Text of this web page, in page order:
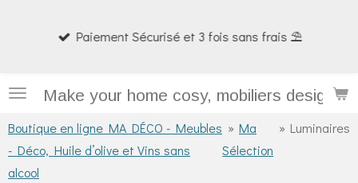
principal
Make your home cosy, mobiliers design
Paiement Sécurisé et 3 fois sans frais ⛱️
Boutique en ligne MA DÉCO - Meubles
- Déco, Huile d’olive et Vins sans
alcool
» Ma
Sélection
» Luminaires